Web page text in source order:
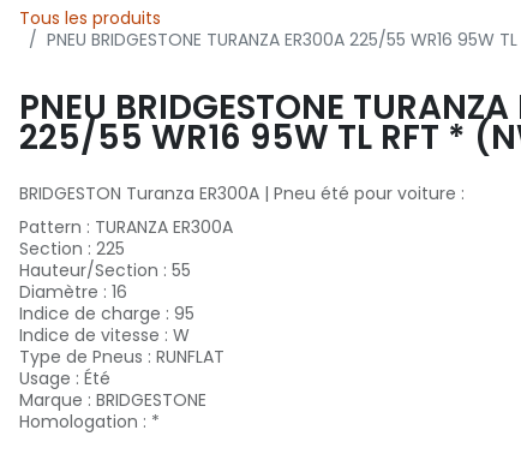
Tous les produits
PNEU BRIDGESTONE TURANZA ER300A 225/55 WR16 95W
PNEU BRIDGESTONE
225/55 WR16 95W TL RFT *
BRIDGESTON Turanza ER300A | Pneu été pour voiture :
Pattern : TURANZA ER300A
Section : 225
Hauteur/Section : 55
Diamètre : 16
Indice de charge : 95
Indice de vitesse : W
Type de Pneus : RUNFLAT
Usage : Été
Marque : BRIDGESTONE
Homologation : *